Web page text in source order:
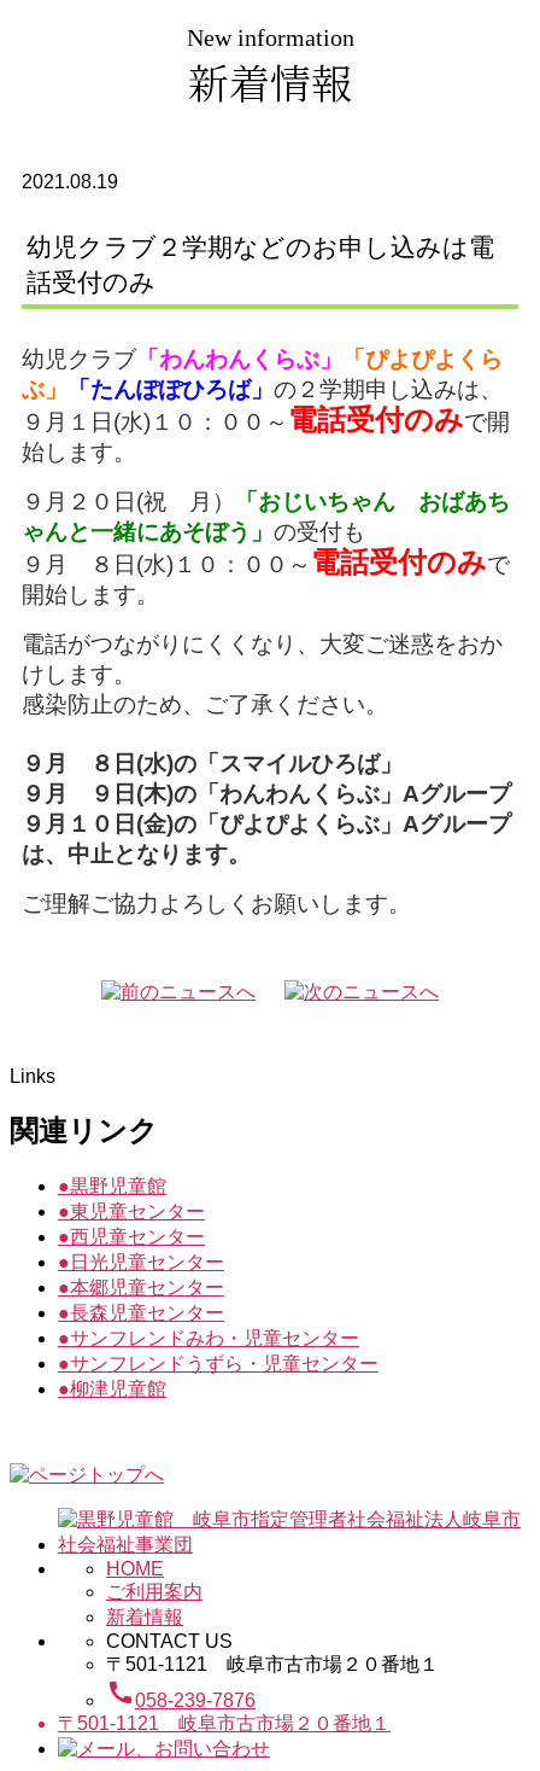
New information
新着情報
2021.08.19
幼児クラブ２学期などのお申し込みは電
話受付のみ
幼児クラブ 「わんわんくらぶ」
「ぴよぴよくら
ぶ」
「たんぽぽひろば」 の２学期申し込みは、
９月１日(水)１０：００～ 電話受付のみで開
始します。
９月２０日(祝 月）
「おじいちゃん おばあち
ゃんと一緒にあそぼう」 の受付も
９月 ８日(水)１０：００～ 電話受付のみで
開始します。
電話がつながりにくくなり、大変ご迷惑をおか
けします。
感染防止のため、ご了承ください。
９月 ８日(水)の「スマイルひろば」
９月 ９日(木)の「わんわんくらぶ」Aグループ
９月１０日(金)の「ぴよぴよくらぶ」Aグループ
は、中止となります。
ご理解ご協力よろしくお願いします。
Links
関連リンク
●黒野児童館
●東児童センター
●西児童センター
● 日光児童センター
●本郷児童センター
●長森児童センター
●サンフレンドみわ・児童センター
●サンフレンドうずら・児童センター
●柳津児童館
HOME
ご利用案内
新着情報
CONTACT US
〒501-1121 岐阜市古市場２０番地１
call058-239-7876
〒501-1121 岐阜市古市場２０番地１